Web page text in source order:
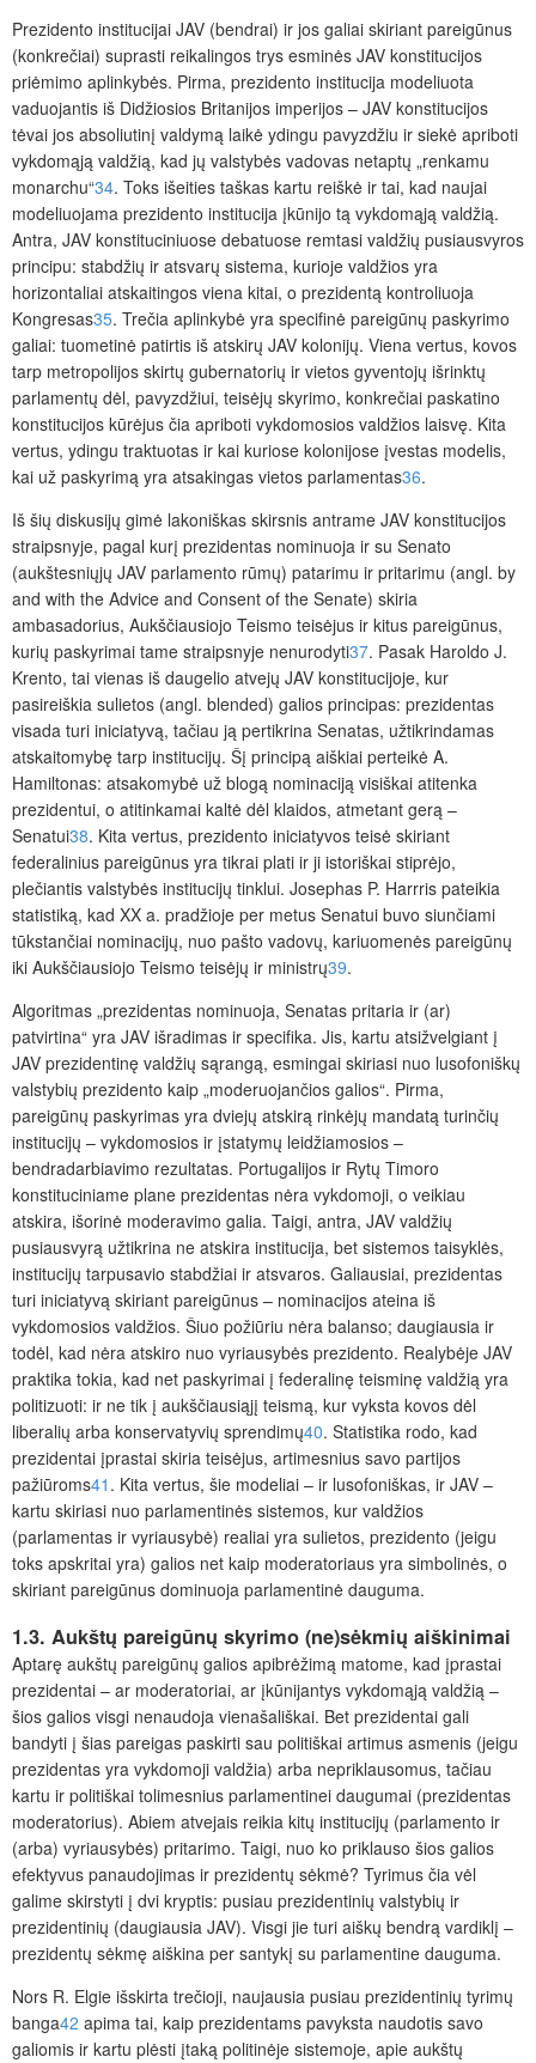
Prezidento institucijai JAV (bendrai) ir jos galiai skiriant pareigūnus
(konkrečiai) suprasti reikalingos trys esminės JAV konstitucijos
priėmimo aplinkybės. Pirma, prezidento institucija modeliuota
vaduojantis iš Didžiosios Britanijos imperijos – JAV konstitucijos
tėvai jos absoliutinį valdymą laikė ydingu pavyzdžiu ir siekė apriboti
vykdomąją valdžią, kad jų valstybės vadovas netaptų „renkamu
monarchu“34. Toks išeities taškas kartu reiškė ir tai, kad naujai
modeliuojama prezidento institucija įkūnijo tą vykdomąją valdžią.
Antra, JAV konstituciniuose debatuose remtasi valdžių pusiausvyros
principu: stabdžių ir atsvarų sistema, kurioje valdžios yra
horizontaliai atskaitingos viena kitai, o prezidentą kontroliuoja
Kongresas35. Trečia aplinkybė yra specifinė pareigūnų paskyrimo
galiai: tuometinė patirtis iš atskirų JAV kolonijų. Viena vertus, kovos
tarp metropolijos skirtų gubernatorių ir vietos gyventojų išrinktų
parlamentų dėl, pavyzdžiui, teisėjų skyrimo, konkrečiai paskatino
konstitucijos kūrėjus čia apriboti vykdomosios valdžios laisvę. Kita
vertus, ydingu traktuotas ir kai kuriose kolonijose įvestas modelis,
kai už paskyrimą yra atsakingas vietos parlamentas36.
Iš šių diskusijų gimė lakoniškas skirsnis antrame JAV konstitucijos
straipsnyje, pagal kurį prezidentas nominuoja ir su Senato
(aukštesniųjų JAV parlamento rūmų) patarimu ir pritarimu (angl. by
and with the Advice and Consent of the Senate) skiria
ambasadorius, Aukščiausiojo Teismo teisėjus ir kitus pareigūnus,
kurių paskyrimai tame straipsnyje nenurodyti37. Pasak Haroldo J.
Krento, tai vienas iš daugelio atvejų JAV konstitucijoje, kur
pasireiškia sulietos (angl. blended) galios principas: prezidentas
visada turi iniciatyvą, tačiau ją pertikrina Senatas, užtikrindamas
atskaitomybę tarp institucijų. Šį principą aiškiai perteikė A.
Hamiltonas: atsakomybė už blogą nominaciją visiškai atitenka
prezidentui, o atitinkamai kaltė dėl klaidos, atmetant gerą –
Senatui38. Kita vertus, prezidento iniciatyvos teisė skiriant
federalinius pareigūnus yra tikrai plati ir ji istoriškai stiprėjo,
plečiantis valstybės institucijų tinklui. Josephas P. Harrris pateikia
statistiką, kad XX a. pradžioje per metus Senatui buvo siunčiami
tūkstančiai nominacijų, nuo pašto vadovų, kariuomenės pareigūnų
iki Aukščiausiojo Teismo teisėjų ir ministrų39.
Algoritmas „prezidentas nominuoja, Senatas pritaria ir (ar)
patvirtina“ yra JAV išradimas ir specifika. Jis, kartu atsižvelgiant į
JAV prezidentinę valdžių sąrangą, esmingai skiriasi nuo lusofoniškų
valstybių prezidento kaip „moderuojančios galios“. Pirma,
pareigūnų paskyrimas yra dviejų atskirą rinkėjų mandatą turinčių
institucijų – vykdomosios ir įstatymų leidžiamosios –
bendradarbiavimo rezultatas. Portugalijos ir Rytų Timoro
konstituciniame plane prezidentas nėra vykdomoji, o veikiau
atskira, išorinė moderavimo galia. Taigi, antra, JAV valdžių
pusiausvyrą užtikrina ne atskira institucija, bet sistemos taisyklės,
institucijų tarpusavio stabdžiai ir atsvaros. Galiausiai, prezidentas
turi iniciatyvą skiriant pareigūnus – nominacijos ateina iš
vykdomosios valdžios. Šiuo požiūriu nėra balanso; daugiausia ir
todėl, kad nėra atskiro nuo vyriausybės prezidento. Realybėje JAV
praktika tokia, kad net paskyrimai į federalinę teisminę valdžią yra
politizuoti: ir ne tik į aukščiausiąjį teismą, kur vyksta kovos dėl
liberalių arba konservatyvių sprendimų40. Statistika rodo, kad
prezidentai įprastai skiria teisėjus, artimesnius savo partijos
pažiūroms41 . Kita vertus, šie modeliai – ir lusofoniškas, ir JAV –
kartu skiriasi nuo parlamentinės sistemos, kur valdžios
(parlamentas ir vyriausybė) realiai yra sulietos, prezidento (jeigu
toks apskritai yra) galios net kaip moderatoriaus yra simbolinės, o
skiriant pareigūnus dominuoja parlamentinė dauguma.
1.3. Aukštų pareigūnų skyrimo (ne)sėkmių aiškinimai
Aptarę aukštų pareigūnų galios apibrėžimą matome, kad įprastai
prezidentai – ar moderatoriai, ar įkūnijantys vykdomąją valdžią –
šios galios visgi nenaudoja vienašališkai. Bet prezidentai gali
bandyti į šias pareigas paskirti sau politiškai artimus asmenis (jeigu
prezidentas yra vykdomoji valdžia) arba nepriklausomus, tačiau
kartu ir politiškai tolimesnius parlamentinei daugumai (prezidentas
moderatorius). Abiem atvejais reikia kitų institucijų (parlamento ir
(arba) vyriausybės) pritarimo. Taigi, nuo ko priklauso šios galios
efektyvus panaudojimas ir prezidentų sėkmė? Tyrimus čia vėl
galime skirstyti į dvi kryptis: pusiau prezidentinių valstybių ir
prezidentinių (daugiausia JAV). Visgi jie turi aiškų bendrą vardiklį –
prezidentų sėkmę aiškina per santykį su parlamentine dauguma.
Nors R. Elgie išskirta trečioji, naujausia pusiau prezidentinių tyrimų
banga42 apima tai, kaip prezidentams pavyksta naudotis savo
galiomis ir kartu plėsti įtaką politinėje sistemoje, apie aukštų